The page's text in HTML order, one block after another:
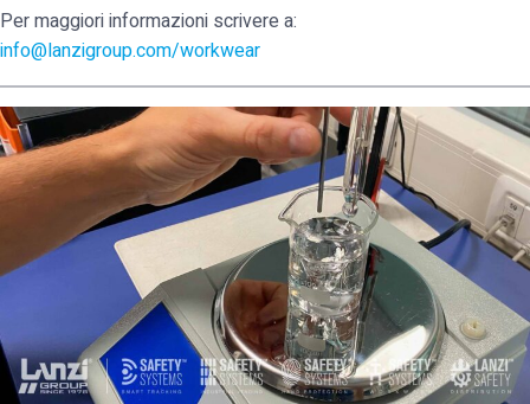
Per maggiori informazioni scrivere a:
info@lanzigroup.com/workwear